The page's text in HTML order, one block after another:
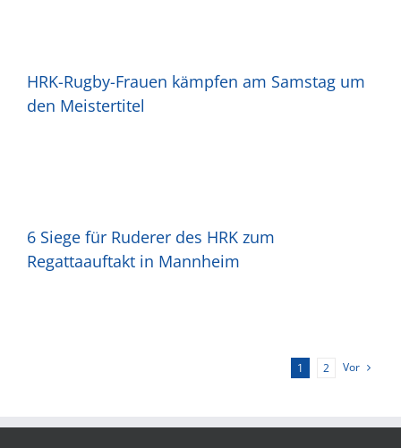
HRK-Rugby-Frauen kämpfen am Samstag um
den Meistertitel
6 Siege für Ruderer des HRK zum
Regattaauftakt in Mannheim
1 2 Vor